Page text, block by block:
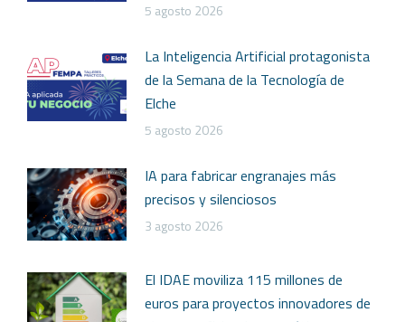
5 agosto 2026
La Inteligencia Artificial protagonista
de la Semana de la Tecnología de
Elche
5 agosto 2026
IA para fabricar engranajes más
precisos y silenciosos
3 agosto 2026
El IDAE moviliza 115 millones de
euros para proyectos innovadores de